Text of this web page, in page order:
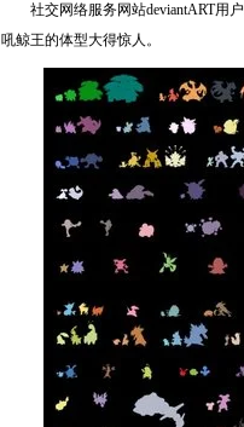
社交网络服务网站deviantART用
吼鲸王的体型大得惊人。